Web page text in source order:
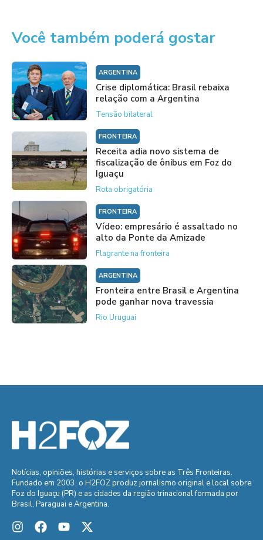
Você também poderá gostar
ARGENTINA
Crise diplomática: Brasil rebaixa
relação com a Argentina
Tensão bilateral
FRONTEIRA
Receita adia novo sistema de
fiscalização de ônibus em Foz do
Iguaçu
Rota obrigatória
FRONTEIRA
Vídeo: empresário é assaltado no
alto da Ponte da Amizade
Flagrante na fronteira
ARGENTINA
Fronteira entre Brasil e Argentina
pode ganhar nova travessia
Rio Uruguai
Notícias, opiniões, histórias e serviços sobre as Três Fronteiras.
Fundado em 2003, o H2FOZ produz jornalismo original e local sobre
Foz do Iguaçu (PR) e as cidades da região trinacional formada por
Brasil, Paraguai e Argentina.